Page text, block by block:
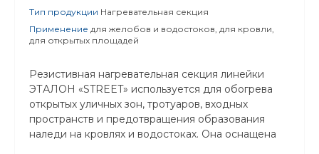
Тип продукции Нагревательная секция
Применение для желобов и водостоков, для кровли,
для открытых площадей
Резистивная нагревательная секция линейки
ЭТАЛОН «STREET» используется для обогрева
открытых уличных зон, тротуаров, входных
пространств и предотвращения образования
наледи на кровлях и водостоках. Она оснащена